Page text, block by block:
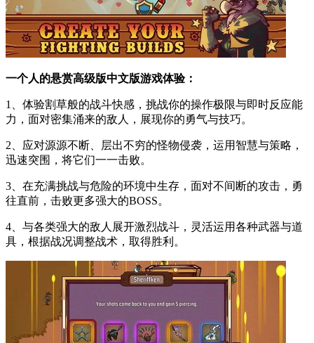
一个人的悬赏高级版中文版游戏体验：
1、体验割草般的战斗快感，挑战你的操作极限与即时反应能
力，面对密集涌来的敌人，展现你的勇气与技巧。
2、应对源源不断、层出不穷的怪物侵袭，运用智慧与策略，
迅速突围，将它们一一击败。
3、在充满挑战与危险的环境中生存，面对不间断的攻击，勇
往直前，击败更多强大的BOSS。
4、与各类强大的敌人展开激烈战斗，灵活运用各种武器与道
具，根据战况调整战术，取得胜利。